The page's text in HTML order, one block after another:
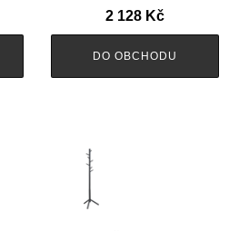
2 128 Kč
DO OBCHODU